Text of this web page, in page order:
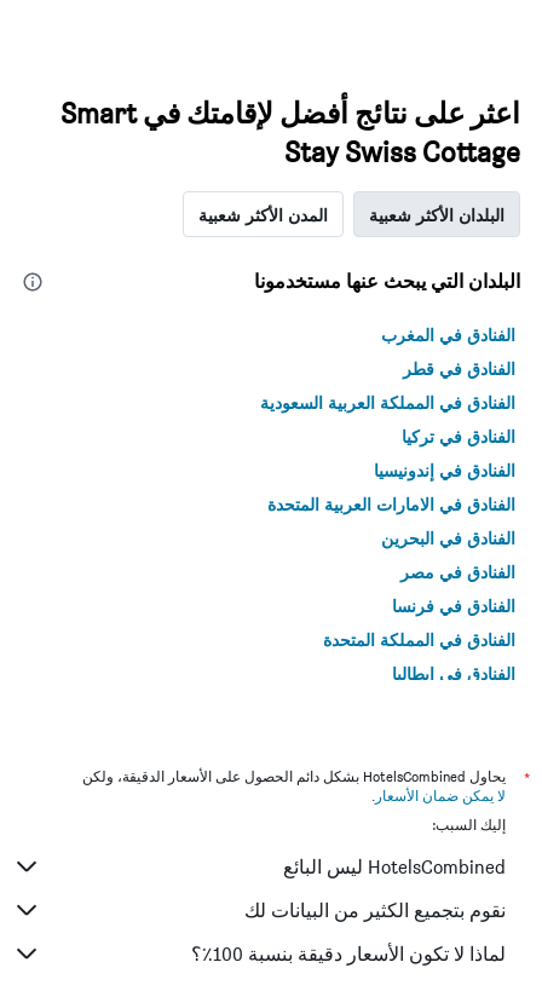
اعثر على نتائج أفضل لإقامتك في Smart
Stay Swiss Cottage
البلدان الأكثر شعبية المدن الأكثر شعبية
البلدان التي يبحث عنها مستخدمونا
الفنادق في المغرب
الفنادق في قطر
الفنادق في المملكة العربية السعودية
الفنادق في تركيا
الفنادق في إندونيسيا
الفنادق في الامارات العربية المتحدة
الفنادق في البحرين
الفنادق في مصر
الفنادق في فرنسا
الفنادق في المملكة المتحدة
الفنادق في إيطاليا
*
يحاول HotelsCombined بشكل دائم الحصول على الأسعار الدقيقة، ولكن
لا يمكن ضمان الأسعار .
إليك السبب:
HotelsCombined ليس البائع
نقوم بتجميع الكثير من البيانات لك
لماذا لا تكون الأسعار دقيقة بنسبة 100٪؟